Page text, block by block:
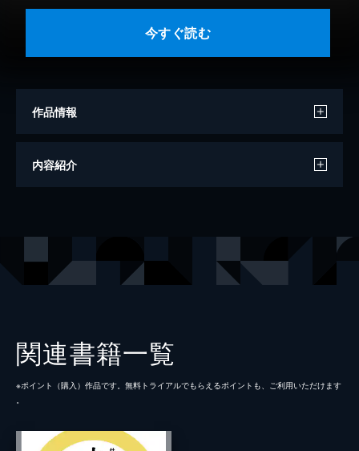
今すぐ読む
作品情報
著者
内容紹介
関連書籍一覧
※ポイント（購⼊）作品です。無料トライアルでもらえるポイントも、ご利⽤いただけます
。